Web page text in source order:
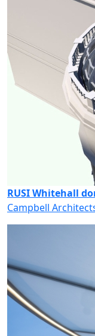
RUSI Whitehall
Campbell